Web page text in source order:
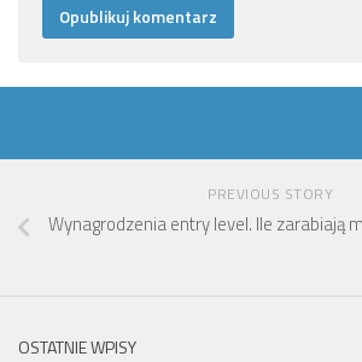
PREVIOUS STORY
Wynagrodzenia entry level. Ile zarabiają
OSTATNIE WPISY